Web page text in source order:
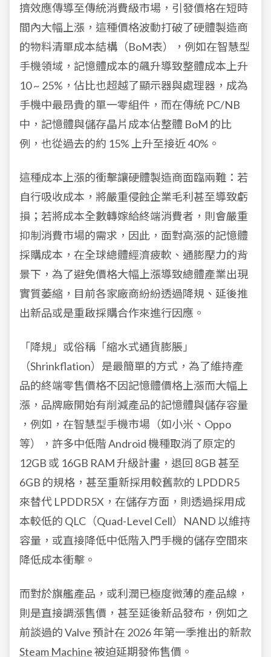
擠效應傳導至傳統消費級市場，引發價格在短時
間內大幅上漲，這種價格波動打破了硬體製造商
的物料清單成本結構（BoM表），例如在智慧型
手機領域，記憶體成本的飆升導致整體成本上升
10 ~ 25%，佔比也超越了顯示器與處理器，成為
手機中最昂貴的單一零組件，而在傳統 PC/NB
中，記憶體與儲存晶片成本佔整體 BoM 的比
例，也從過去的約 15% 上升至接近 40%。
這種成本上漲的衝擊讓硬體製造商面臨兩難：若
自行吸收成本，將嚴重侵蝕企業毛利甚至導致虧
損；若將成本全數轉嫁給終端消費者，則會嚴重
抑制消費市場的需求，因此，面對高漲的記憶體
採購成本，在全球總體經濟疲軟、通膨壓力的背
景下，為了避免價格大幅上漲導致總體產業出現
實質萎縮，目前各家廠商紛紛透過降規、延後推
出新品或是重啟採購合作來進行因應。
「降規」或俗稱「縮水式通貨膨脹」
（Shrinkflation）是最簡單的方式，為了維持產
品的終端零售價格不因記憶體價格上漲而大幅上
漲，品牌廠開始有削減產品的記憶體與儲存容量
，例如，在智慧型手機市場（如小米、Oppo
等），許多中低階 Android 機種取消了原定的
12GB 或 16GB RAM 升級計畫，退回 8GB 甚至
6GB 的規格，甚至重新採用較舊款的 LPDDR5
來替代 LPDDR5X，在儲存方面，則透過採用成
本較低的 QLC（Quad-Level Cell）NAND 以維持
容量，或直接降低中低階入門手機的儲存空間來
降低成本衝擊。
而對於旗艦產品，或利潤已極度微薄的產品線，
則是直接調漲售價，甚至延後新品發布，例如之
前談過的 Valve 預計在 2026 年第一季推出的新款
Steam Machine被迫延期發佈售價。